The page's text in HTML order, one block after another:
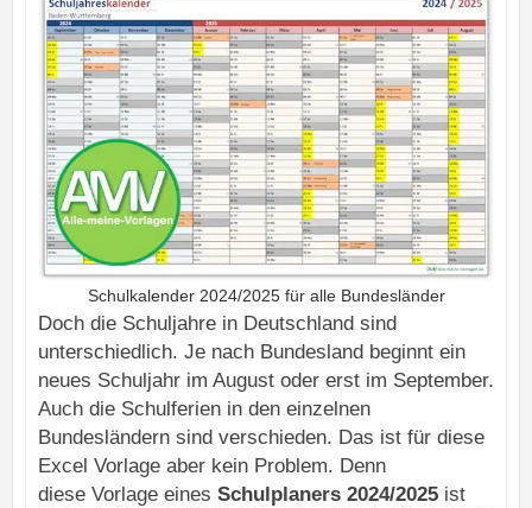
Schulkalender 2024/2025 für alle Bundesländer
Doch die Schuljahre in Deutschland sind
unterschiedlich. Je nach Bundesland beginnt ein
neues Schuljahr im August oder erst im September.
Auch die Schulferien in den einzelnen
Bundesländern sind verschieden. Das ist für diese
Excel Vorlage aber kein Problem. Denn
diese Vorlage eines Schulplaners 2024/2025ist